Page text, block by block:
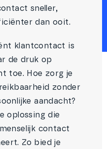
sneller,
dan ooit.
klantcontact is
de druk op
toe. Hoe zorg je
zonder
aandacht?
oplossing die
contact
Zo bied je